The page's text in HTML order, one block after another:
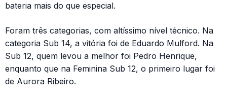
bateria mais do que especial.
Foram três categorias, com altíssimo nível técnico. Na
categoria Sub 14, a vitória foi de Eduardo Mulford. Na
Sub 12, quem levou a melhor foi Pedro Henrique,
enquanto que na Feminina Sub 12, o primeiro lugar foi
de Aurora Ribeiro.